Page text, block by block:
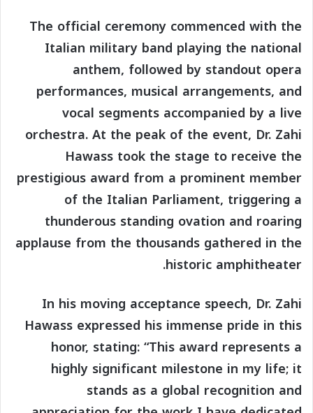
The official ceremony commenced with the
Italian military band playing the national
anthem, followed by standout opera
performances, musical arrangements, and
vocal segments accompanied by a live
orchestra. At the peak of the event, Dr. Zahi
Hawass took the stage to receive the
prestigious award from a prominent member
of the Italian Parliament, triggering a
thunderous standing ovation and roaring
applause from the thousands gathered in the
historic amphitheater.
In his moving acceptance speech, Dr. Zahi
Hawass expressed his immense pride in this
honor, stating: “This award represents a
highly significant milestone in my life; it
stands as a global recognition and